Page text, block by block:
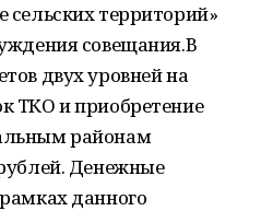
сельских территорий»
совещания.В
двух уровней на
ТКО и приобретение
районам
Денежные
данного